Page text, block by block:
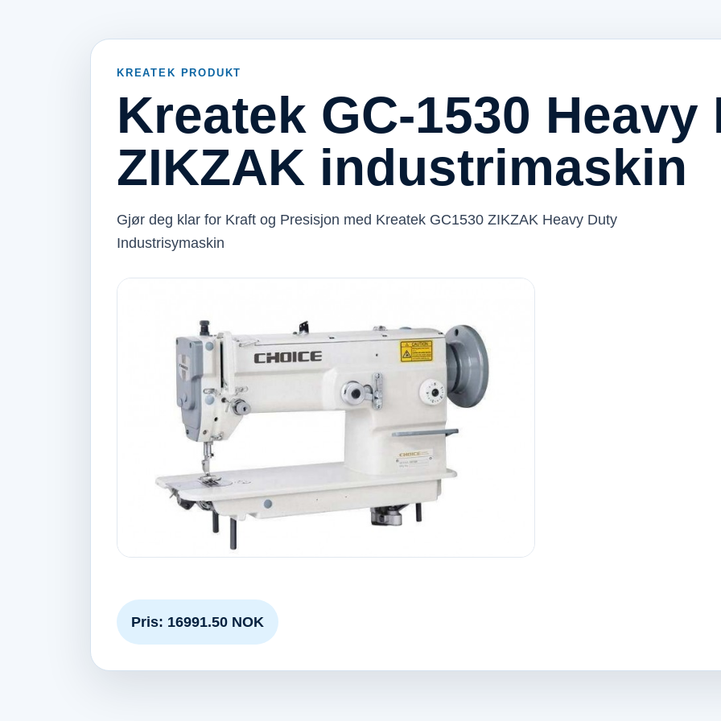
KREATEK PRODUKT
Kreatek GC-1530 Heavy
ZIKZAK industrimaskin
Gjør deg klar for Kraft og Presisjon med Kreatek GC1530 ZIKZAK Heavy Duty
Industrisymaskin
Pris: 16991.50 NOK